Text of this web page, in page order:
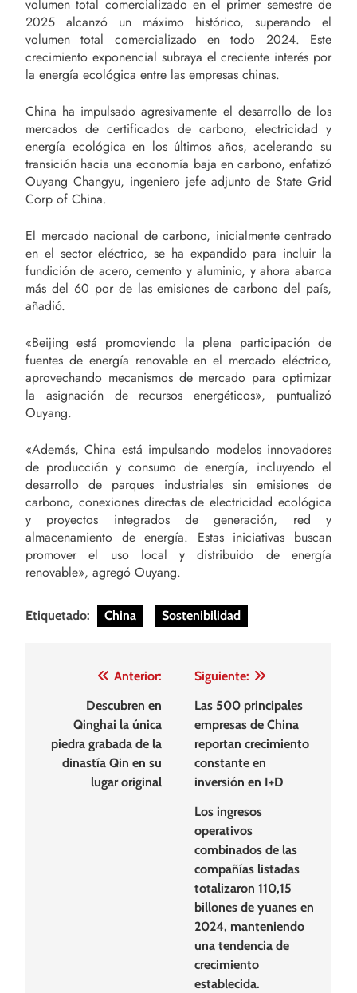
volumen total comercializado en el primer semestre de
2025 alcanzó un máximo histórico, superando el
volumen total comercializado en todo 2024. Este
crecimiento exponencial subraya el creciente interés por
la energía ecológica entre las empresas chinas.
China ha impulsado agresivamente el desarrollo de los
mercados de certificados de carbono, electricidad y
energía ecológica en los últimos años, acelerando su
transición hacia una economía baja en carbono, enfatizó
Ouyang Changyu, ingeniero jefe adjunto de State Grid
Corp of China.
El mercado nacional de carbono, inicialmente centrado
en el sector eléctrico, se ha expandido para incluir la
fundición de acero, cemento y aluminio, y ahora abarca
más del 60 por de las emisiones de carbono del país,
añadió.
«Beijing está promoviendo la plena participación de
fuentes de energía renovable en el mercado eléctrico,
aprovechando mecanismos de mercado para optimizar
la asignación de recursos energéticos», puntualizó
Ouyang.
«Además, China está impulsando modelos innovadores
de producción y consumo de energía, incluyendo el
desarrollo de parques industriales sin emisiones de
carbono, conexiones directas de electricidad ecológica
y proyectos integrados de generación, red y
almacenamiento de energía. Estas iniciativas buscan
promover el uso local y distribuido de energía
renovable», agregó Ouyang.
Etiquetado: China Sostenibilidad
Navegación
entradas
Anterior:
Descubren en
Qinghai la única
piedra grabada de la
dinastía Qin en su
lugar original
Siguiente:
Las 500 principales
empresas de China
reportan crecimiento
constante en
inversión en I+D
Los ingresos
operativos
combinados de las
compañías listadas
totalizaron 110,15
billones de yuanes en
2024, manteniendo
una tendencia de
crecimiento
establecida.